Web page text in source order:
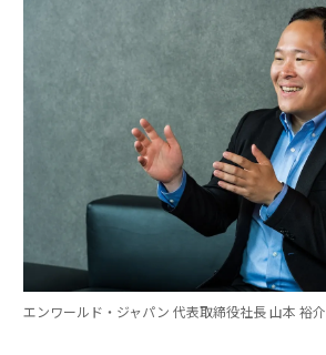
エンワールド・ジャパン 代表取締役社長 山本 裕介